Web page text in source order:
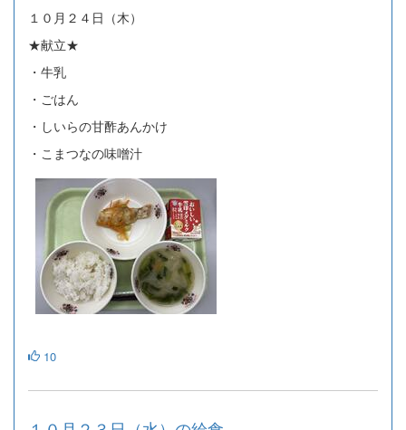
１０月２４日（木）
★献立★
・牛乳
・ごはん
・しいらの甘酢あんかけ
・こまつなの味噌汁
10